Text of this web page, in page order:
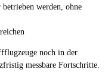
werden, ohne
noch in der
messbare Fortschritte.